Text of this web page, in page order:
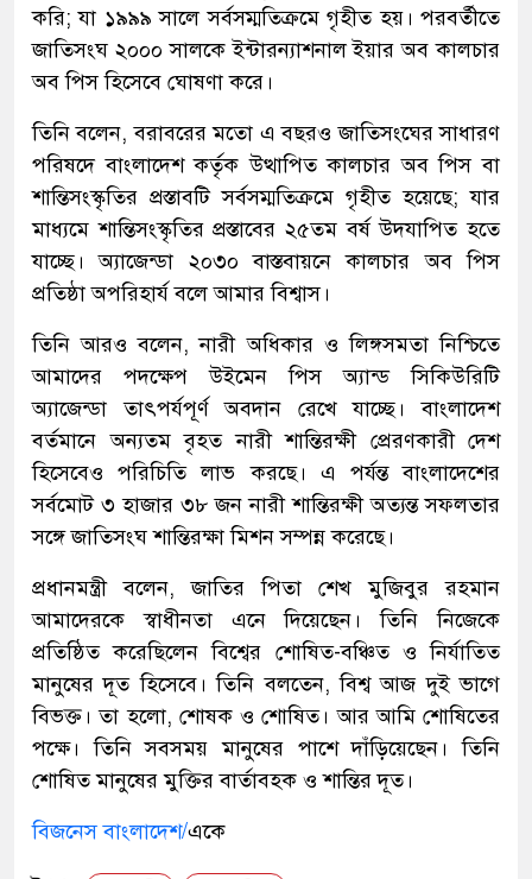
করি; যা ১৯৯৯ সালে সর্বসম্মতিক্রমে গৃহীত হয়। পরবর্তীতে
জাতিসংঘ ২০০০ সালকে ইন্টারন্যাশনাল ইয়ার অব কালচার
অব পিস হিসেবে ঘোষণা করে।
তিনি বলেন, বরাবরের মতো এ বছরও জাতিসংঘের সাধারণ
পরিষদে বাংলাদেশ কর্তৃক উত্থাপিত কালচার অব পিস বা
শান্তিসংস্কৃতির প্রস্তাবটি সর্বসম্মতিক্রমে গৃহীত হয়েছে; যার
মাধ্যমে শান্তিসংস্কৃতির প্রস্তাবের ২৫তম বর্ষ উদযাপিত হতে
যাচ্ছে। অ্যাজেন্ডা ২০৩০ বাস্তবায়নে কালচার অব পিস
প্রতিষ্ঠা অপরিহার্য বলে আমার বিশ্বাস।
তিনি আরও বলেন, নারী অধিকার ও লিঙ্গসমতা নিশ্চিতে
আমাদের পদক্ষেপ উইমেন পিস অ্যান্ড সিকিউরিটি
অ্যাজেন্ডা তাৎপর্যপূর্ণ অবদান রেখে যাচ্ছে। বাংলাদেশ
বর্তমানে অন্যতম বৃহত নারী শান্তিরক্ষী প্রেরণকারী দেশ
হিসেবেও পরিচিতি লাভ করছে। এ পর্যন্ত বাংলাদেশের
সর্বমোট ৩ হাজার ৩৮ জন নারী শান্তিরক্ষী অত্যন্ত সফলতার
সঙ্গে জাতিসংঘ শান্তিরক্ষা মিশন সম্পন্ন করেছে।
প্রধানমন্ত্রী বলেন, জাতির পিতা শেখ মুজিবুর রহমান
আমাদেরকে স্বাধীনতা এনে দিয়েছেন। তিনি নিজেকে
প্রতিষ্ঠিত করেছিলেন বিশ্বের শোষিত-বঞ্চিত ও নির্যাতিত
মানুষের দূত হিসেবে। তিনি বলতেন, বিশ্ব আজ দুই ভাগে
বিভক্ত। তা হলো, শোষক ও শোষিত। আর আমি শোষিতের
পক্ষে। তিনি সবসময় মানুষের পাশে দাঁড়িয়েছেন। তিনি
শোষিত মানুষের মুক্তির বার্তাবহক ও শান্তির দূত।
বিজনেস বাংলাদেশ/একে